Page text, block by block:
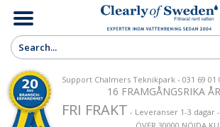
Support Chalmers Teknikpark - 031 69 01
16 FRAMGÅNGSRIKA
FRI FRAKT - Leveranser 1-3 dagar